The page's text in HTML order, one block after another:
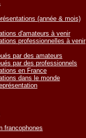
(année & mois)
d'amateurs à venir
professionnelles à venir
par des amateurs
par des professionnels
en France
dans le monde
francophones